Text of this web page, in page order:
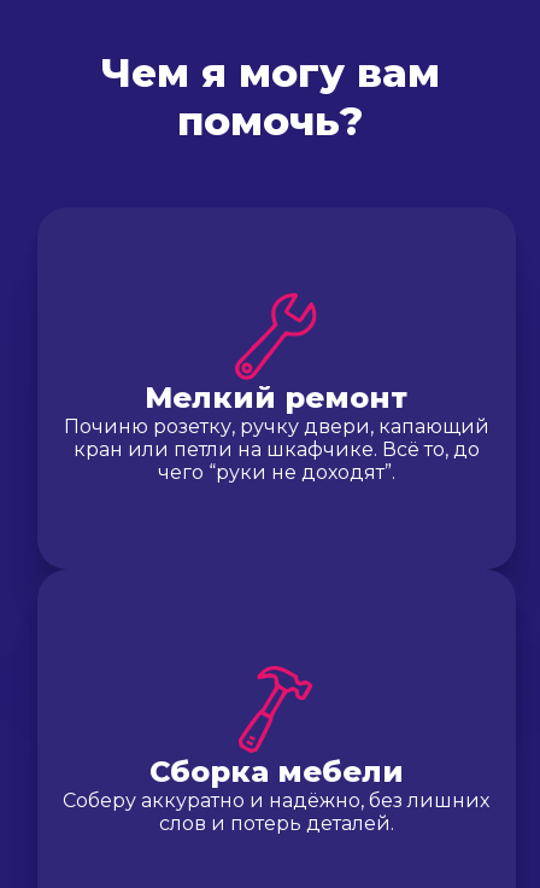
Чем я могу вам
помочь?
Мелкий ремонт
Починю розетку, ручку двери, капающий
кран или петли на шкафчике. Всё то, до
чего “руки не доходят”.
Сборка мебели
Соберу аккуратно и надёжно, без лишних
слов и потерь деталей.